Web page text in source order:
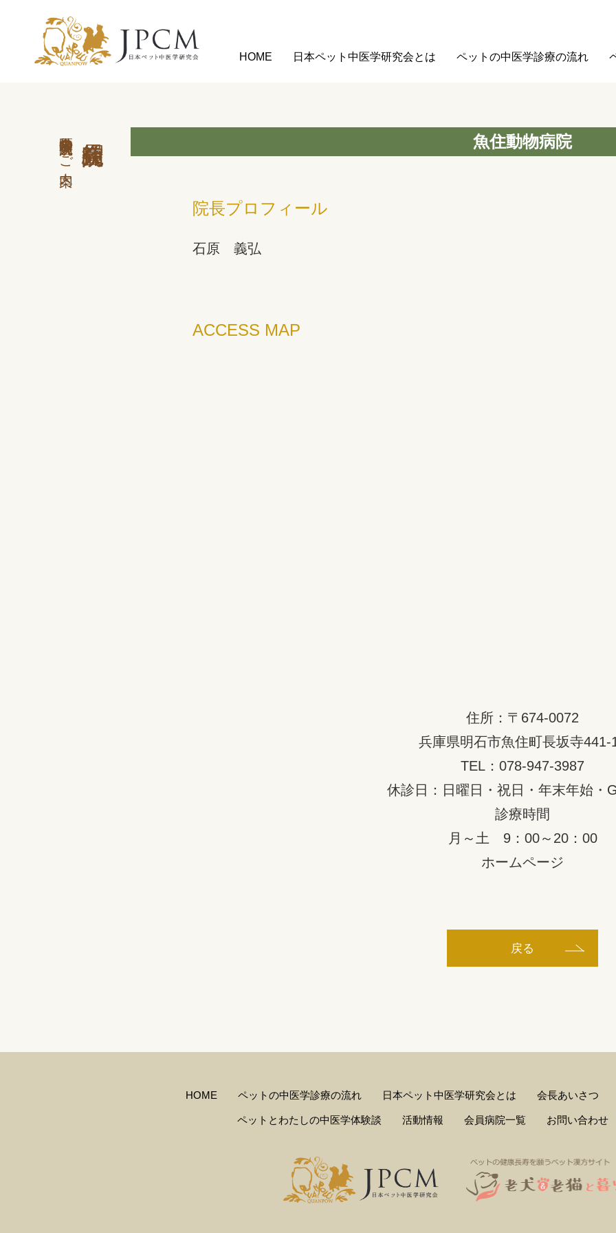
HOME 日本ペット中医学研究会とは ペットの中医学診療の流れ
中医学外来 会員病院のご案内 魚住動物病院
院長プロフィール
石原 義弘
ACCESS MAP
住所：〒674-0072
兵庫県明石市魚住町長坂寺441-
TEL：078-947-3987
休診日：日曜日・祝日・年末年始・
診療時間
月～土 9：00～20：00
ホームページ
戻る
HOME ペットの中医学診療の流れ 日本ペット中医学研究会とは 会長あいさつ
ペットとわたしの中医学体験談 活動情報 会員病院一覧 お問い合わせ